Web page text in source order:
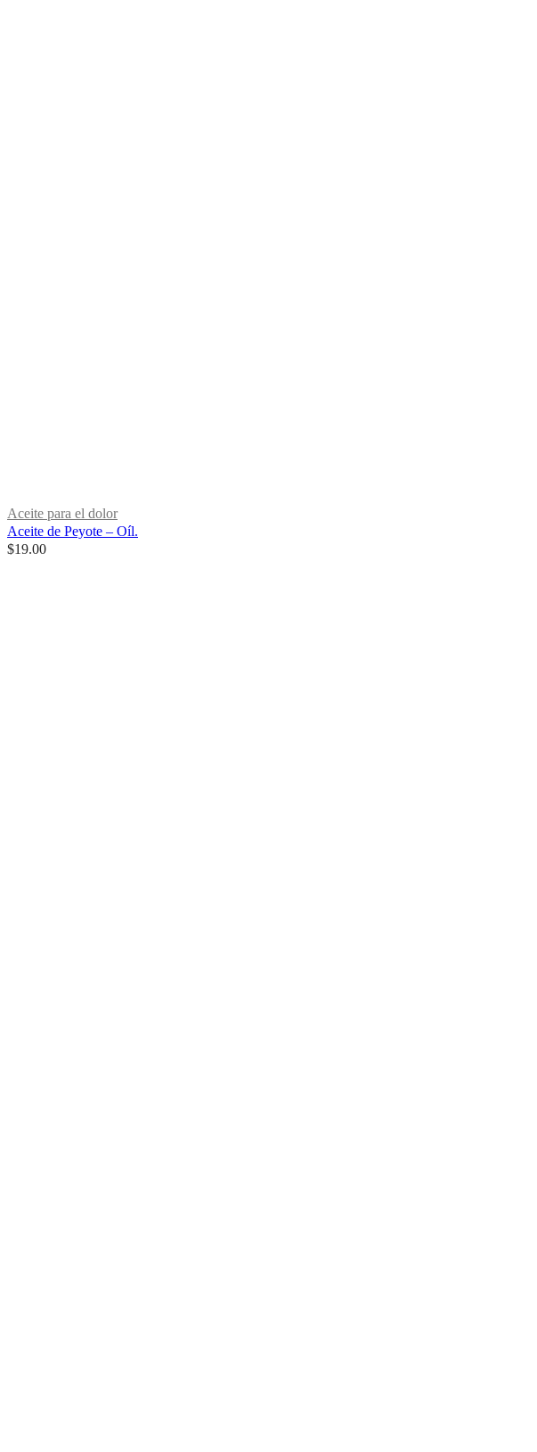
Aceite para el dolor
Aceite de Peyote – Oíl.
$19.00